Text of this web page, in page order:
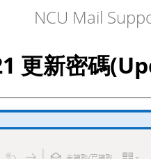
NCU Mail
更新密碼